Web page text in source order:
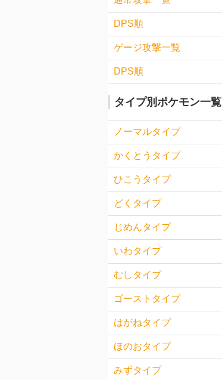
DPS順
ゲージ攻撃一覧
DPS順
タイプ別ポケモン一覧
ノーマルタイプ
かくとうタイプ
ひこうタイプ
どくタイプ
じめんタイプ
いわタイプ
むしタイプ
ゴーストタイプ
はがねタイプ
ほのおタイプ
みずタイプ